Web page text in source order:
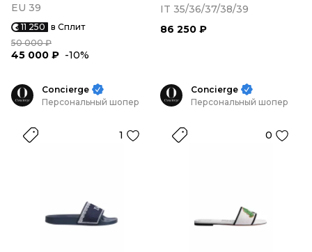
EU 39
11 250 в Сплит
50 000 ₽
45 000 ₽ -10%
IT 35/36/37/38/39
86 250 ₽
Concierge
Персональный шопер
1
Concierge
Персональный шопер
0